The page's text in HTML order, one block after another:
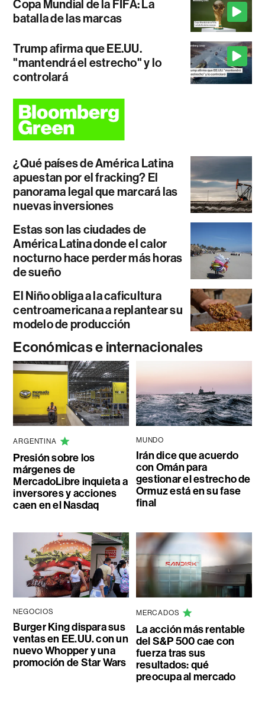
Copa Mundial de la FIFA: La
batalla de las marcas
Trump afirma que EE.UU.
"mantendrá el estrecho" y lo
controlará
¿Qué países de América Latina
apuestan por el fracking? El
panorama legal que marcará las
nuevas inversiones
Estas son las ciudades de
América Latina donde el calor
nocturno hace perder más horas
de sueño
El Niño obliga a la caficultura
centroamericana a replantear su
modelo de producción
Económicas e internacionales
ARGENTINA
Presión sobre los
márgenes de
MercadoLibre inquieta a
inversores y acciones
caen en el Nasdaq
MUNDO
Irán dice que acuerdo
con Omán para
gestionar el estrecho de
Ormuz está en su fase
final
NEGOCIOS
Burger King dispara sus
ventas en EE.UU. con un
nuevo Whopper y una
promoción de Star Wars
MERCADOS
La acción más rentable
del S&P 500 cae con
fuerza tras sus
resultados: qué
preocupa al mercado